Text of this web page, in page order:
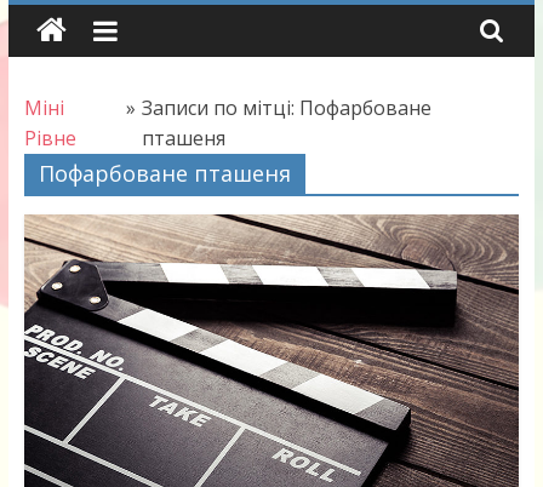
Skip
Міні
Рівне
» Записи по мітці: Пофарбоване
пташеня
Пофарбоване пташеня